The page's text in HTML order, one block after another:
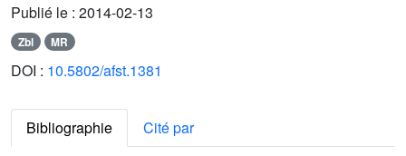
Publié le : 2014-02-13
Zbl MR
DOI : 10.5802/afst.1381
Bibliographie
Cité par